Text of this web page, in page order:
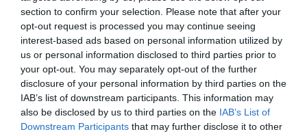
section to confirm your selection. Please note that after your
opt-out request is processed you may continue seeing
interest-based ads based on personal information utilized by
us or personal information disclosed to third parties prior to
your opt-out. You may separately opt-out of the further
disclosure of your personal information by third parties on the
IAB’s list of downstream participants. This information may
also be disclosed by us to third parties on the IAB’s List of
Downstream Participants that may further disclose it to other
Gyergyósze
ntmiklóson
Ez is érdekelheti